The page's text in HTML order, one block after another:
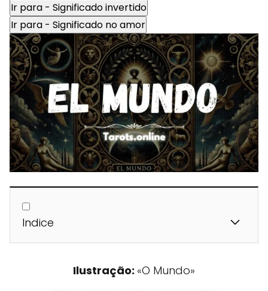
Ir para - Significado invertido
Ir para - Significado no amor
Indice
Ilustração: «O Mundo»